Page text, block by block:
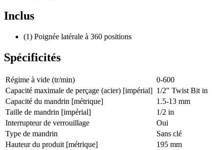
Inclus
(1) Poignée latérale à 360 positions
Spécificités
Régime à vide (tr/min)
0-600
Capacité maximale de perçage (acier) [impérial] 1/2" Twist Bit in
Capacité du mandrin [métrique]
1.5-13 mm
Taille de mandrin [impérial]
1/2 in
Interrupteur de verrouillage
Oui
Type de mandrin
Sans clé
Hauteur du produit [métrique]
195 mm